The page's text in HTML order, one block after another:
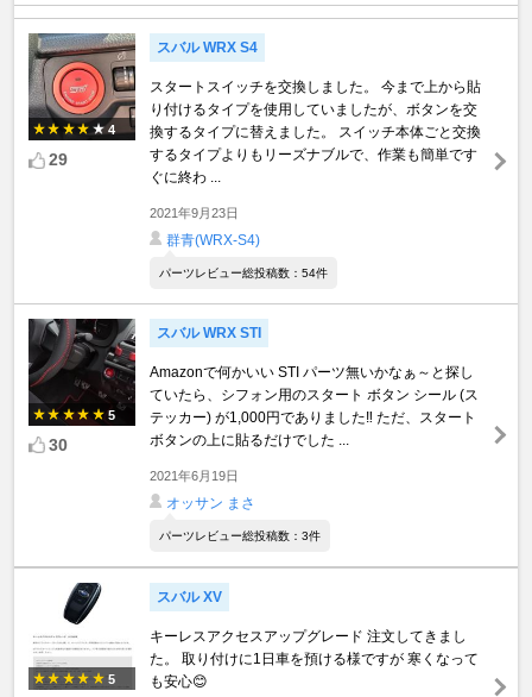
4
29
スバル WRX S4
スタートスイッチを交換しました。 今まで上から貼
り付けるタイプを使用していましたが、ボタンを交
換するタイプに替えました。 スイッチ本体ごと交換
するタイプよりもリーズナブルで、作業も簡単です
ぐに終わ ...
2021年9月23日
群青(WRX-S4)
パーツレビュー総投稿数：54件
5
30
スバル WRX STI
Amazonで何かいい STI パーツ無いかなぁ～と探し
ていたら、シフォン用のスタート ボタン シール (ス
テッカー) が1,000円でありました‼️ ただ、スタート
ボタンの上に貼るだけでした ...
2021年6月19日
オッサン まさ
パーツレビュー総投稿数：3件
5
スバル XV
キーレスアクセスアップグレード 注文してきまし
た。 取り付けに1日車を預ける様ですが 寒くなって
も安心😊